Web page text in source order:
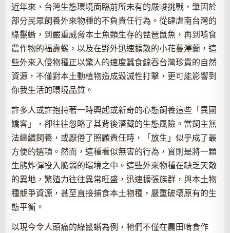
近年來，台灣生態環境面臨前所未有的嚴峻挑戰，肇因於
部分民眾飼養外來物種的不負責任行為。從肆虐南台灣的
綠鬣蜥，到嚴重威脅本土魚類生存的琵琶鼠魚，再到啃食
農作物的福壽螺，以及在野外迅速擴散的小花蔓澤蘭，這
些外來入侵物種正以驚人的速度蠶食鯨吞台灣珍貴的自然
資源，不僅對本土動植物造成毀滅性打擊，更可能影響到
你我生活的環境品質。
許多人或許抱持著一時興起或新奇的心態飼養這些「異國
嬌客」，卻往往忽略了其背後潛藏的生態風險。當飼主無
法繼續飼養，或厭倦了照顧責任時，「放生」似乎成了最
方便的選項。然而，這種看似無害的行為，實則是將一顆
生態炸彈投入脆弱的環境之中。這些外來物種在缺乏天敵
的異地，繁殖力往往異常旺盛，迅速擴張族群，與本土物
種競爭資源，甚至直接捕食本土物種，嚴重破壞原有的生
態平衡。
以現今令人頭痛的綠鬣蜥為例，牠們不僅在農田啃食作